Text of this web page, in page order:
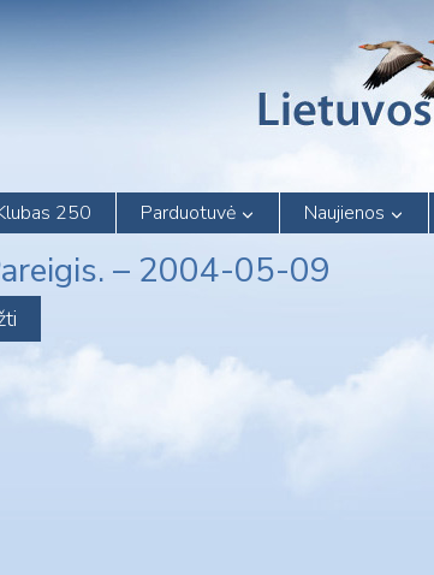
250 Parduotuvė Naujienos
– 2004-05-09